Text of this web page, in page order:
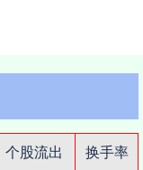
个股流出
换手率